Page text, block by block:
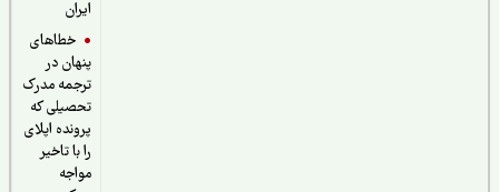
خطاهای
پنهان در
ترجمه مدرک
تحصیلی که
پرونده اپلای
را با تاخیر